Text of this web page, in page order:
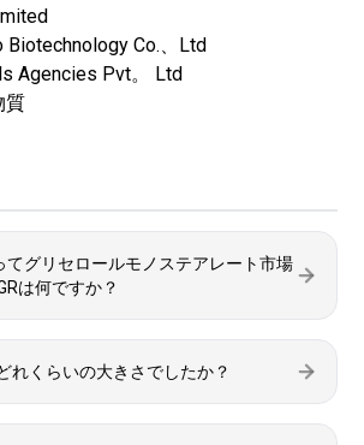
Biotechnology Co.、Ltd
Agencies Pvt。 Ltd
質
てグリセロールモノステアレート市場
は何ですか？
れくらいの大きさでしたか？